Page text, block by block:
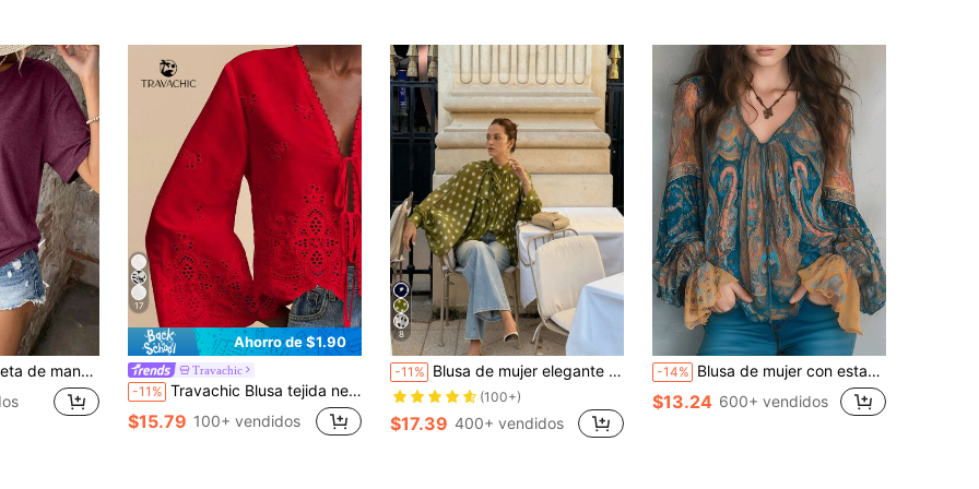
urbano vintage, manga corta básica de verano, camiseta de estilo vintage para hombre/mujer, regalo unisex
17
Ahorro de $1.90
Travachic
-11% Travachic Blusa tejida negra con cuello en V profundo, mangas acampanadas y estampado integral para mujer, top bohemio con lazo delantero, blusa bohemia con lazo delantero, adecuada para vacaciones, té de la tarde, temporada de bodas, crucero de playa, viaje por carretera en la ciudad, vacaciones bohemias, festival de música, ropa de playa, Pascua, playa, tops elegantes para mujer
$15.79 100+ vendidos
8
-11% Blusa de mujer elegante y casual con estampado de lunares en verde musgo - Lazo, manga farol, holgada, plisada, semitransparente para verano
(100+)
$17.39 400+ vendidos
-14% Blusa de mujer con estampado floral bohemio y cuello en V con mangas con volantes – Top de manga larga con ribete plisado para uso diario, viajes, primavera, verano, otoño y vacaciones
$13.24 600+ vendidos